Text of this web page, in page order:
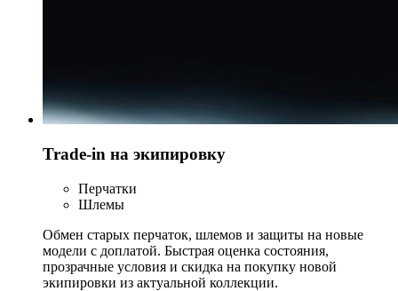
Trade-in на экипировку
Перчатки
Шлемы
Обмен старых перчаток, шлемов и защиты на новые
модели с доплатой. Быстрая оценка состояния,
прозрачные условия и скидка на покупку новой
экипировки из актуальной коллекции.